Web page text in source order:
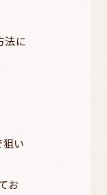
法に
い
お